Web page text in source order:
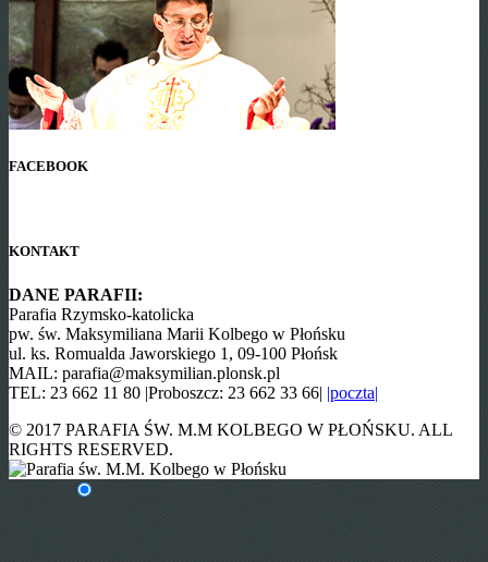
FACEBOOK
KONTAKT
DANE PARAFII:
Parafia Rzymsko-katolicka
pw. św. Maksymiliana Marii Kolbego w Płońsku
ul. ks. Romualda Jaworskiego 1, 09-100 Płońsk
MAIL: parafia@maksymilian.plonsk.pl
TEL: 23 662 11 80 |Proboszcz: 23 662 33 66| |poczta|
© 2017 PARAFIA ŚW. M.M KOLBEGO W PŁOŃSKU. ALL
RIGHTS RESERVED.